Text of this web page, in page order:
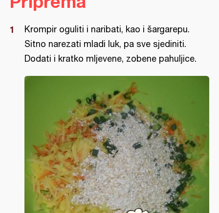
Krompir oguliti i naribati, kao i šargarepu.
Sitno narezati mladi luk, pa sve sjediniti.
Dodati i kratko mljevene, zobene pahuljice.